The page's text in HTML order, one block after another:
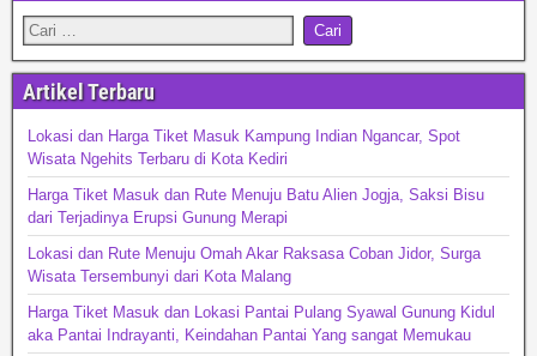
Artikel Terbaru
Lokasi dan Harga Tiket Masuk Kampung Indian Ngancar, Spot
Wisata Ngehits Terbaru di Kota Kediri
Harga Tiket Masuk dan Rute Menuju Batu Alien Jogja, Saksi Bisu
dari Terjadinya Erupsi Gunung Merapi
Lokasi dan Rute Menuju Omah Akar Raksasa Coban Jidor, Surga
Wisata Tersembunyi dari Kota Malang
Harga Tiket Masuk dan Lokasi Pantai Pulang Syawal Gunung Kidul
aka Pantai Indrayanti, Keindahan Pantai Yang sangat Memukau